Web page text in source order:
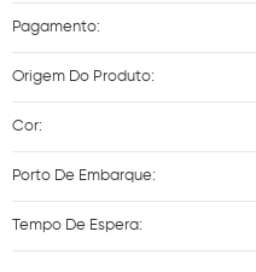
Pagamento:
Origem Do Produto:
Cor:
Porto De Embarque:
Tempo De Espera: